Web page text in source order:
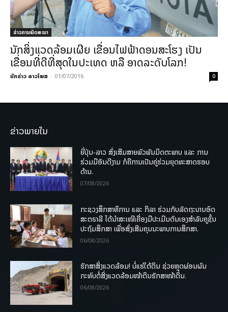
ຂ່າວການພັດທະນາ
ນັກສິ່ງແວດລ້ອມເຜີຍ ເຂື່ອນໄຟຟ້າດອນສະໂຮງ ເປັນ
ເຂື່ອນທີ່ດີທີ່ສຸດໃນປະເທດ ຫລື ອາດລະດັບໂລກ!
ນັກຂ່າວ ລາວໂພສ - 01/07/2016 0
ຂ່າວພາຍໃນ
ຍີ່ປຸ່ນ-ລາວ ສົ່ງເສີມສາຍພົວພັນມິດຕະພາບ ແລະ ການ
ຮ່ວມມືອັນດີງາມ ກໍຄືການເປັນຄູ່ຮ່ວມຍຸດທະສາດຮອບ
ດ້ານ.
07/08/2026
ກະຊວງສຶກສາທິການ ແລະ ກິລາ ຮ່ວມກັບລັດຖະບານອົດ
ສະຕຣາລີ ໄດ້ນຳສະເໜີເຄື່ອງມືປະເມີນຕົນເອງສຳລັບຄູຊັ້ນ
ປະຖົມສຶກສາ ເພື່ອສົ່ງເສີມຄຸນນະພາບການສຶກສາ.
06/08/2026
ຮັກສາສິ່ງແວດລ້ອມ! ບໍ່ແຮ່ໃຕ້ດິນ ຊ່ວຍຫຼຸດຜ່ອນຜົນ
ກະທົບຕໍ່ສິ່ງແວດລ້ອມໜ້າດິນຮັກສາໜ້າດິນ.
06/08/2026